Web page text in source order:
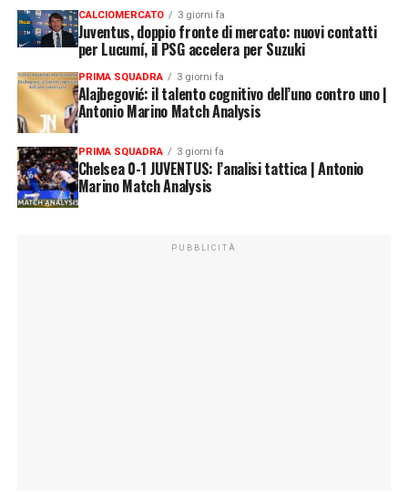
CALCIOMERCATO 3 giorni fa
Juventus, doppio fronte di mercato: nuovi contatti
per Lucumí, il PSG accelera per Suzuki
PRIMA SQUADRA 3 giorni fa
Alajbegović: il talento cognitivo dell’uno contro uno |
Antonio Marino Match Analysis
PRIMA SQUADRA 3 giorni fa
Chelsea 0-1 JUVENTUS: l’analisi tattica | Antonio
Marino Match Analysis
PUBBLICITÀ